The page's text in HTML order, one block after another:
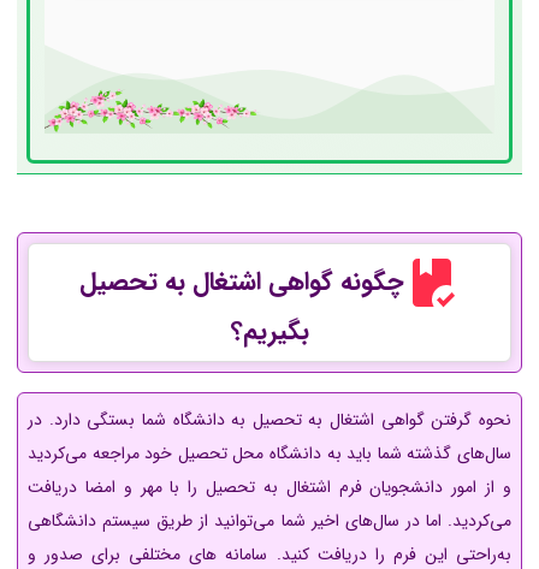
چگونه گواهی اشتغال به تحصیل
بگیریم؟
نحوه گرفتن گواهی اشتغال به تحصیل به دانشگاه شما بستگی دارد. در
سال‌های گذشته شما باید به دانشگاه محل تحصیل خود مراجعه می‌کردید
و از امور دانشجویان فرم اشتغال به تحصیل را با مهر و امضا دریافت
می‌کردید. اما در سال‌های اخیر شما می‌توانید از طریق سیستم دانشگاهی
به‌راحتی این فرم را دریافت کنید. سامانه های مختلفی برای صدور و